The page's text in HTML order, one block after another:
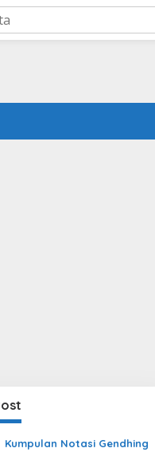
Kumpulan Notasi Gendhing